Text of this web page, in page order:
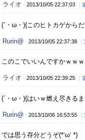
ライオ - 2013/10/05 22:37:03 ｜
(´・ω・){このヒトカゲから
Rurin@ - 2013/10/05 22:37:38 ｜
このこでいいんですかｗｗ
ライオ - 2013/10/05 22:39:25 ｜
(´・ω・){はいｗ燃え尽きる
Rurin@ - 2013/10/06 16:53:55 ｜
では思う存分どうぞ(*‘ω‘ *)